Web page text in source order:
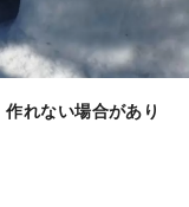
れない場合があり